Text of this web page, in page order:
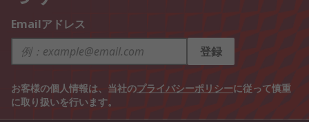
Emailアドレス
登録
お客様の個人情報は、当社のプライバシーポリシーに従って慎重
に取り扱いを行います。